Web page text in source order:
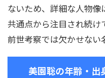
ないため、詳細な人物
共通点から注目され続け
前世考察では欠かせない
美園聡の年齢・出